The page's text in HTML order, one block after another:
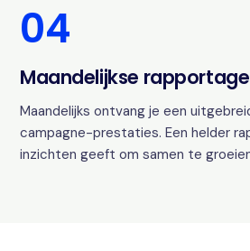
04
Maandelijkse
Maandelijks ontvang je een
campagne-prestaties. Een helder
inzichten geeft om samen te